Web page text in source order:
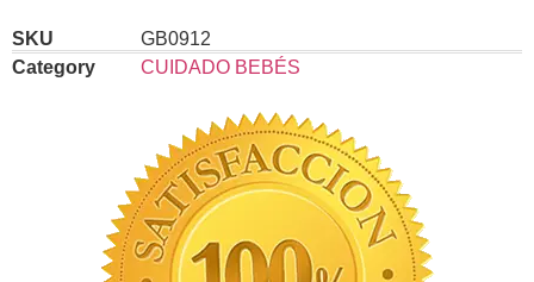
SKU
GB0912
Category
CUIDADO BEBÉS